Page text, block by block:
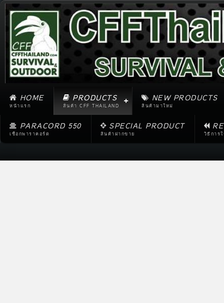
HOME
หน้าแรก
PRODUCTS
สินค้า CFF THAILAND
NEW PRODUCTS
สินค้ามาใหม่
PARACORD 550
เชือกพาราคอร์ด
SPECIAL PRODUCT
สินค้าฝากขาย วิธีการ